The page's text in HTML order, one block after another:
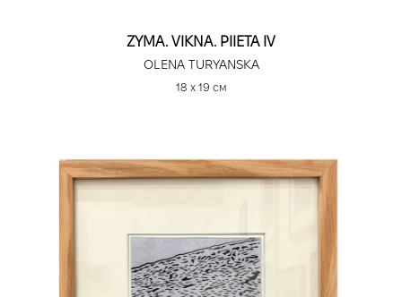
ZYMA. VIKNA. PIIETA IV
OLENA TURYANSKA
18 х 19 см